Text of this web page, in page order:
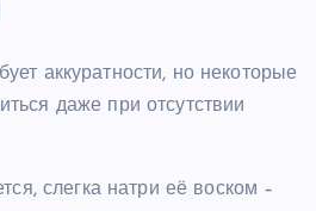
аккуратности, но некоторые
даже при отсутствии
слегка натри её воском –